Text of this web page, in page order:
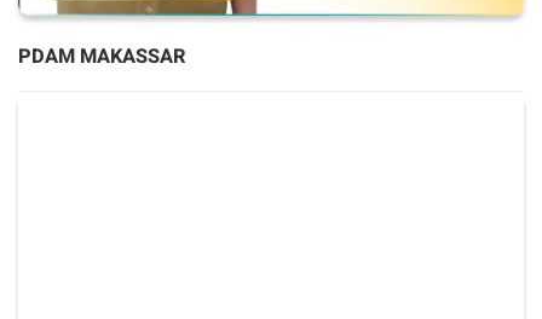
PDAM MAKASSAR